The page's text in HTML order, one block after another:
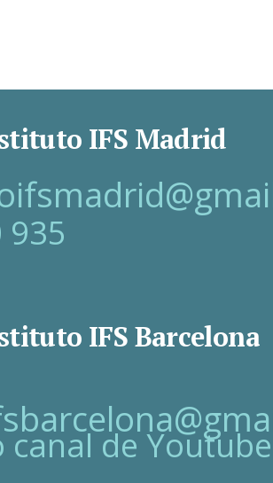
IFS Madrid
935
IFS Barcelona
de Youtube